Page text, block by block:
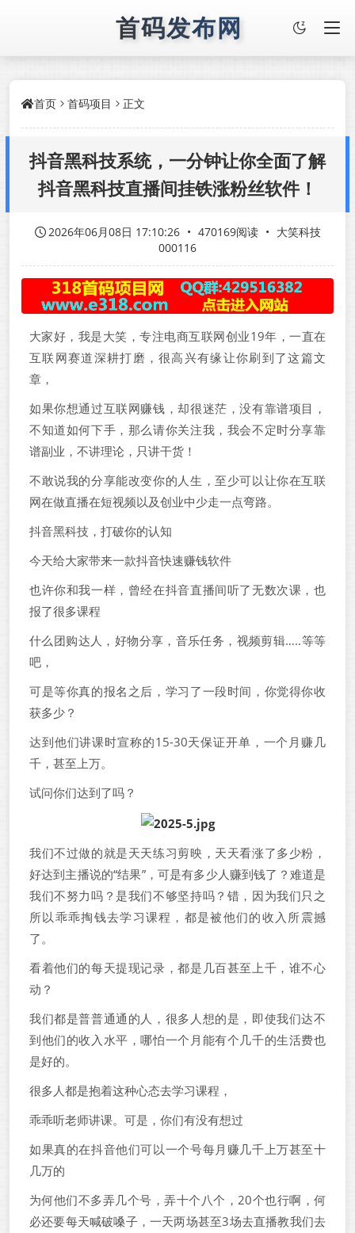
首码发布网
首页 首码项目 正文
抖音黑科技系统，一分钟让你全面了解
抖音黑科技直播间挂铁涨粉丝软件！
2026年06月08日 17:10:26 • 470169阅读 • 大笑科技
000116
大家好，我是大笑，专注电商互联网创业19年，一直在
互联网赛道深耕打磨，很高兴有缘让你刷到了这篇文
章，
如果你想通过互联网赚钱，却很迷茫，没有靠谱项目，
不知道如何下手，那么请你关注我，我会不定时分享靠
谱副业，不讲理论，只讲干货！
不敢说我的分享能改变你的人生，至少可以让你在互联
网在做直播在短视频以及创业中少走一点弯路。
抖音黑科技，打破你的认知
今天给大家带来一款抖音快速赚钱软件
也许你和我一样，曾经在抖音直播间听了无数次课，也
报了很多课程
什么团购达人，好物分享，音乐任务，视频剪辑…..等等
吧，
可是等你真的报名之后，学习了一段时间，你觉得你收
获多少？
达到他们讲课时宣称的15-30天保证开单，一个月赚几
千，甚至上万。
试问你们达到了吗？
我们不过做的就是天天练习剪映，天天看涨了多少粉，
好达到主播说的“结果”，可是有多少人赚到钱了？难道是
我们不努力吗？是我们不够坚持吗？错，因为我们只之
所以乖乖掏钱去学习课程，都是被他们的收入所震撼
了。
看着他们的每天提现记录，都是几百甚至上千，谁不心
动？
我们都是普普通通的人，很多人想的是，即使我们达不
到他们的收入水平，哪怕一个月能有个几千的生活费也
是好的。
很多人都是抱着这种心态去学习课程，
乖乖听老师讲课。可是，你们有没有想过
如果真的在抖音他们可以一个号每月赚几千上万甚至十
几万的
为何他们不多弄几个号，弄十个八个，20个也行啊，何
必还要每天喊破嗓子，一天两场甚至3场去直播教我们去